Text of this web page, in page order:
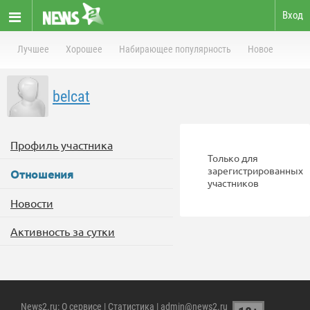
Вход
Лучшее Хорошее Набирающее популярность Новое
belcat
Профиль участника
Отношения
Новости
Активность за сутки
Только для
зарегистрированных
участников
News2.ru: О сервисе | Статистика | admin@news2.ru